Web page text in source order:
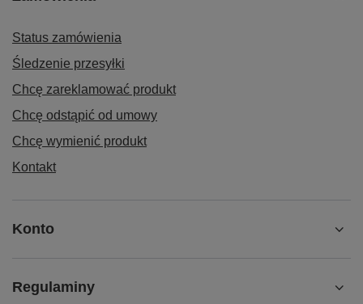
Status zamówienia
Śledzenie przesyłki
Chcę zareklamować produkt
Chcę odstąpić od umowy
Chcę wymienić produkt
Kontakt
Konto
Regulaminy